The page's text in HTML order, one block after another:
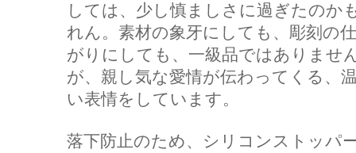
しては、少し慎ましさに過ぎたのか
れん。素材の象牙にしても、彫刻の
がりにしても、一級品ではありませ
が、親し気な愛情が伝わってくる、
い表情をしています。
落下防止のため、シリコンストッパ